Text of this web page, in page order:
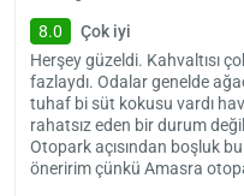
8.0
Çok iyi
Herşey güzeldi. Kahvaltısı
fazlaydı. Odalar genelde
tuhaf bi süt kokusu vardı
rahatsız eden bir durum
Otopark açısından boşluk
öneririm çünkü Amasra